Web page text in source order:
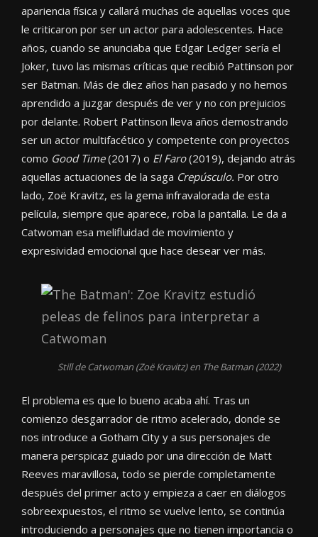
apariencia física y callará muchas de aquellas voces que
le criticaron por ser un actor para adolescentes. Hace
años, cuando se anunciaba que Edgar Ledger sería el
Joker, tuvo las mismas críticas que recibió Pattinson por
ser Batman. Más de diez años han pasado y no hemos
aprendido a juzgar después de ver y no con prejuicios
por delante. Robert Pattinson lleva años demostrando
ser un actor multifacético y competente con proyectos
como Good Time(2017) o El Faro(2019), dejando atrás
aquellas actuaciones de la saga Crepúsculo. Por otro
lado, Zoë Kravitz, es la gema infravalorada de esta
película, siempre que aparece, roba la pantalla. Le da a
Catwoman esa melifluidad de movimiento y
expresividad emocional que hace desear ver más.
Still de Catwoman (Zoë Kravitz) en The Batman (2022)
El problema es que lo bueno acaba ahí. Tras un
comienzo desgarrador de ritmo acelerado, donde se
nos introduce a Gotham City y a sus personajes de
manera perspicaz guiado por una dirección de Matt
Reeves maravillosa, todo se pierde completamente
después del primer acto y empieza a caer en diálogos
sobreexpuestos, el ritmo se vuelve lento, se continúa
introduciendo a personajes que no tienen importancia o